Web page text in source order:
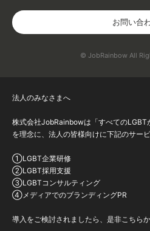
お問い合
© JobRainbow All
法人のみなさまへ
株式会社JobRainbowは「すべてのLGBT
を理念に、法人の皆様向けに下記のサー
①LGBT企業研修
②LGBT採用支援
③LGBTコンサルティング
④メディアでのブランディングPR
導入をご検討されましたら、是非こちら